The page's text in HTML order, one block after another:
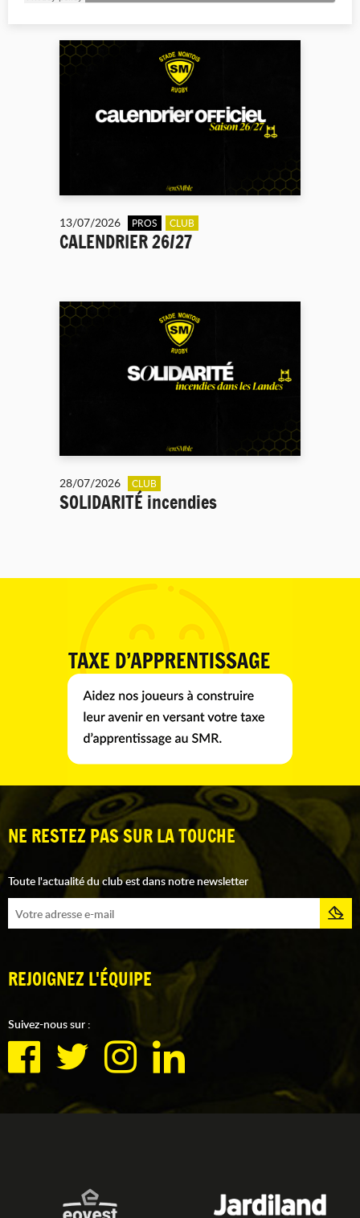
13/07/2026 PROS CLUB
CALENDRIER 26/27
28/07/2026 CLUB
SOLIDARITÉ incendies
NE RESTEZ PAS SUR LA TOUCHE
Toute l'actualité du club est dans notre newsletter
REJOIGNEZ L'ÉQUIPE
Suivez-nous sur :